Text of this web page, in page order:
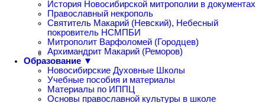
История Новосибирской митрополии в документах
Православный некрополь
Святитель Макарий (Невский), Небесный
покровитель НСМПБИ
Митрополит Варфоломей (Городцев)
Архимандрит Макарий (Реморов)
Образование ▼
Новосибирские Духовные Школы
Учебные пособия и материалы
Материалы по ИППЦ
Основы православной культуры в школе